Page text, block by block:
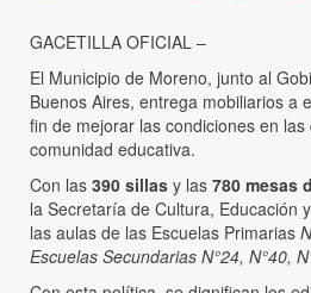
GACETILLA OFICIAL –
El Municipio de Moreno, junto al
Buenos Aires, entrega mobiliarios a
fin de mejorar las condiciones en
comunidad educativa.
Con las 390 sillas y las 780 mesas
la Secretaría de Cultura, Educación
las aulas de las Escuelas Primarias
Escuelas Secundarias N°24, N°40,